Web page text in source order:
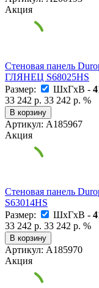
Акция
Стеновая панель
ГЛЯНЕЦ S68025HS
Размер:
ШxГxВ -
33 242 р. 33 242 р. %
В корзину
Артикул: А185967
Акция
Стеновая панель
S63014HS
Размер:
ШxГxВ -
33 242 р. 33 242 р. %
В корзину
Артикул: А185970
Акция